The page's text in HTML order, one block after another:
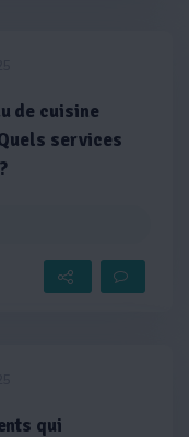
de cuisine
services
qui